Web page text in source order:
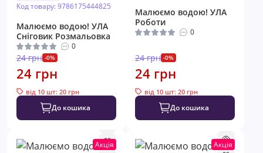
Код товару: 9786175444825
Малюємо водою! УЛА
Сніговик Розмальовка
0
24 грн -0%
24 грн
від 10 шт: 20 грн
До кошика
Малюємо водою! УЛА
Роботи
0
24 грн -0%
24 грн
від 10 шт: 20 грн
До кошика
Акція Акція